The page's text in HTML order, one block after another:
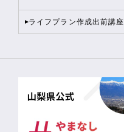
ライフプラン作成出前講座